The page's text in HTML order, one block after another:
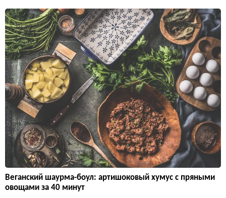
Веганский шаурма-боул: артишоковый хумус с пряными
овощами за 40 минут